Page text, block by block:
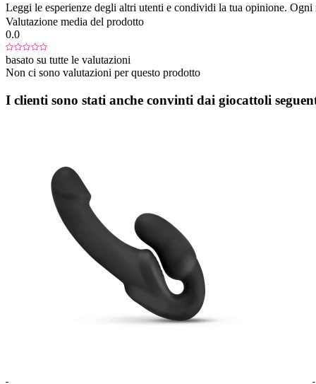
Leggi le esperienze degli altri utenti e condividi la tua opinione.
Valutazione media del prodotto
0.0
basato su tutte le valutazioni
Non ci sono valutazioni per questo prodotto
I clienti sono stati anche convinti dai giocattoli